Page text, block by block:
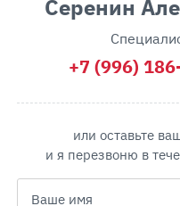
Серенин
+7 (996)
или оставьте
и я перезвоню в